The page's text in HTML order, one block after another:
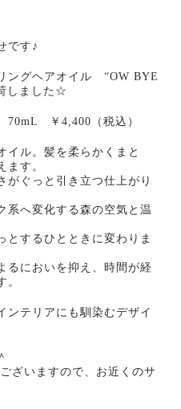
です♪
ングヘアオイル “OW BYE
しました☆
70mL ￥4,400（税込）
イル。髪を柔らかくまと
ます。
がぐっと引き立つ仕上がり
系へ変化する森の空気と温
とするひとときに変わりま
るにおいを抑え、時間が経
。
ンテリアにも馴染むデザイ
ざいますので、お近くのサ